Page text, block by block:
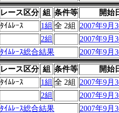
レース区分 組 条件等
開始
ﾀｲﾑﾚｰｽ 1組 全 2組
2007年9月
2組
2007年9月
ﾀｲﾑﾚｰｽ総合結果 2007年9月
レース区分 組 条件等
開始
ﾀｲﾑﾚｰｽ 1組 全 2組
2007年9月
2組
2007年9月
ﾀｲﾑﾚｰｽ総合結果 2007年9月